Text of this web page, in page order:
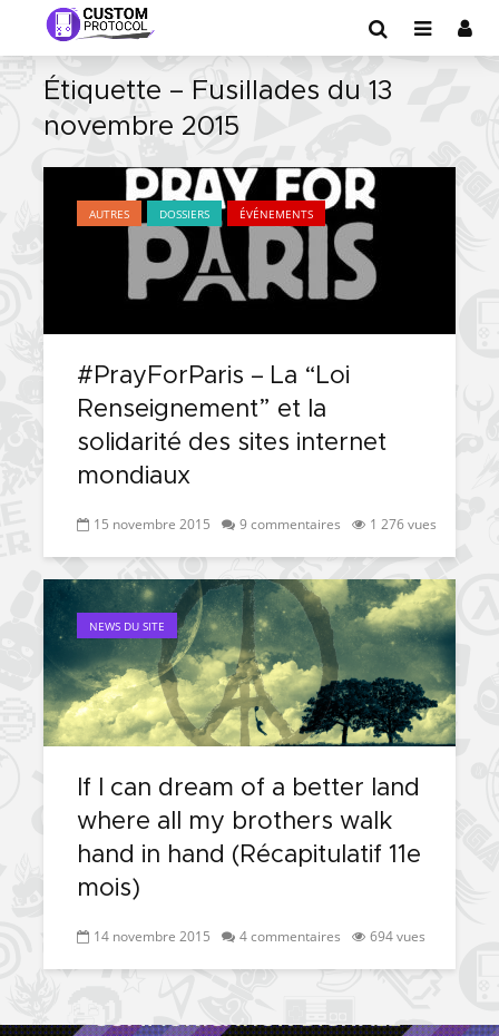
Étiquette – Fusillades du 13
novembre 2015
AUTRES DOSSIERS ÉVÉNEMENTS
#PrayForParis – La “Loi
Renseignement” et la
solidarité des sites internet
mondiaux
15 novembre 2015 9 commentaires 1 276 vues
NEWS DU SITE
If I can dream of a better land
where all my brothers walk
hand in hand (Récapitulatif 11e
mois)
14 novembre 2015 4 commentaires 694 vues